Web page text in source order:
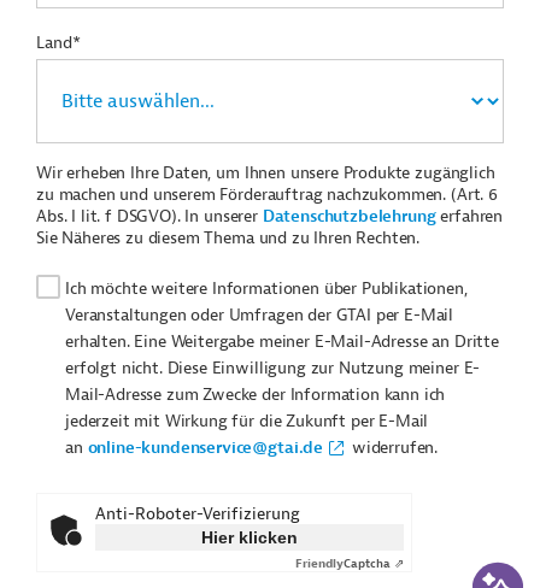
Land*
Wir erheben Ihre Daten, um Ihnen unsere Produkte zugänglich
zu machen und unserem Förderauftrag nachzukommen. (Art. 6
Abs. I lit. f DSGVO). In unserer Datenschutzbelehrungerfahren
Sie Näheres zu diesem Thema und zu Ihren Rechten.
Ich möchte weitere Informationen über Publikationen,
Veranstaltungen oder Umfragen der GTAI per E-Mail
erhalten. Eine Weitergabe meiner E-Mail-Adresse an Dritte
erfolgt nicht. Diese Einwilligung zur Nutzung meiner E-
Mail-Adresse zum Zwecke der Information kann ich
jederzeit mit Wirkung für die Zukunft per E-Mail
an online-kundenservice@gtai.de widerrufen.
Anti-Roboter-Verifizierung
Hier klicken
FriendlyCaptcha ⇗ KI-